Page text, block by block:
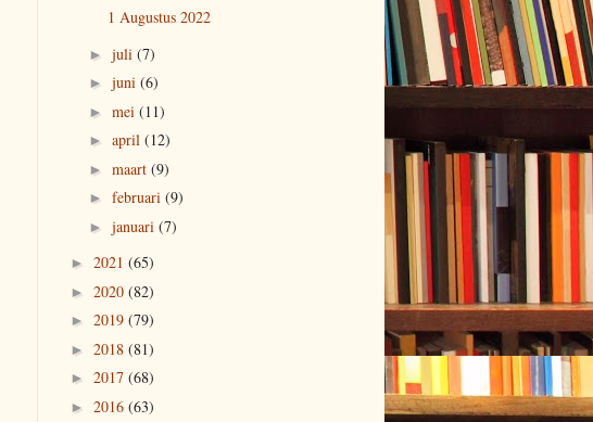
1 Augustus 2022
► juli (7)
► juni (6)
► mei (11)
► april (12)
► maart (9)
► februari (9)
► januari (7)
► 2021 (65)
► 2020 (82)
► 2019 (79)
► 2018 (81)
► 2017 (68)
► 2016 (63)